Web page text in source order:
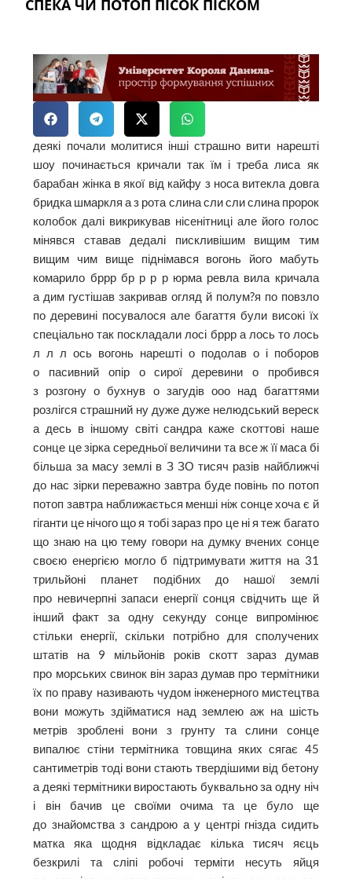
СПЕКА ЧИ ПОТОП ПІСОК ПІСКОМ
деякі почали молитися інші страшно вити нарешті
шоу починається кричали так їм і треба лиса як
барабан жінка в якої від кайфу з носа витекла довга
бридка шмаркля а з рота слина сли сли слина пророк
колобок далі викрикував нісенітниці але його голос
мінявся ставав дедалі пискливішим вищим тим
вищим чим вище піднімався вогонь його мабуть
комарило бррр бр р р р юрма ревла вила кричала
а дим густішав закривав огляд й полум?я по повзло
по деревині посувалося але багаття були високі їх
спеціально так поскладали лосі бррр а лось то лось
л л л ось вогонь нарешті о подолав о і поборов
о пасивний опір о сирої деревини о пробився
з розгону о бухнув о загудів ооо над багаттями
розлігся страшний ну дуже дуже нелюдський вереск
а десь в іншому світі сандра каже скоттові наше
сонце це зірка середньої величини та все ж її маса бі
більша за масу землі в З ЗО тисяч разів найближчі
до нас зірки переважно завтра буде повінь по потоп
потоп завтра наближається менші ніж сонце хоча є й
гіганти це нічого що я тобі зараз про це ні я теж багато
що знаю на цю тему говори на думку вчених сонце
своєю енергією могло б підтримувати життя на 31
трильйоні планет подібних до нашої землі
про невичерпні запаси енергії сонця свідчить ще й
інший факт за одну секунду сонце випромінює
стільки енергії, скільки потрібно для сполучених
штатів на 9 мільйонів років скотт зараз думав
про морських свинок він зараз думав про термітники
їх по праву називають чудом інженерного мистецтва
вони можуть здійматися над землею аж на шість
метрів зроблені вони з грунту та слини сонце
випалює стіни термітника товщина яких сягає 45
сантиметрів тоді вони стають твердішими від бетону
а деякі термітники виростають буквально за одну ніч
і він бачив це своїми очима та це було ще
до знайомства з сандрою а у центрі гнізда сидить
матка яка щодня відкладає кілька тисяч яєць
безкрилі та сліпі робочі терміти несуть яйця